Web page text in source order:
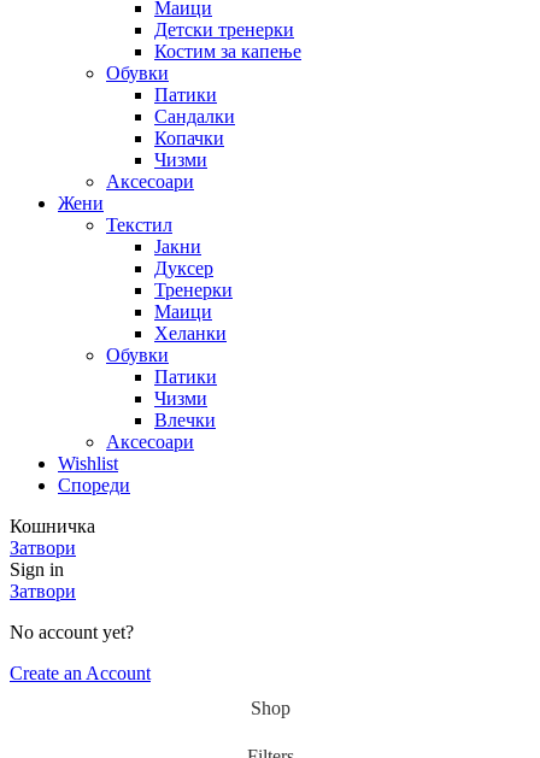
Маици
Детски тренерки
Костим за капење
Обувки
Патики
Сандалки
Копачки
Чизми
Аксесоари
Жени
Текстил
Јакни
Дуксер
Тренерки
Маици
Хеланки
Обувки
Патики
Чизми
Влечки
Аксесоари
Wishlist
Спореди
Кошничка
Затвори
Sign in
Затвори
No account yet?
Create an Account
Shop